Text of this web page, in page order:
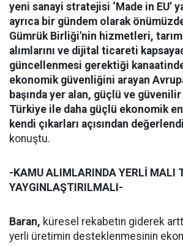
yeni sanayi stratejisi ‘Made in EU’
ayrıca bir gündem olarak
Gümrük Birliği'nin hizmetleri,
alımlarını ve dijital ticareti
güncellenmesi gerektiği
ekonomik güvenliğini arayan
başında yer alan, güçlü ve
Türkiye ile daha güçlü ekonomik
kendi çıkarları açısından
konuştu.
-KAMU ALIMLARINDA YERLİ MALI
YAYGINLAŞTIRILMALI-
Baran, küresel rekabetin giderek
yerli üretimin desteklenmesinin